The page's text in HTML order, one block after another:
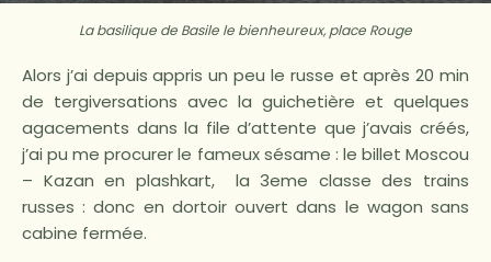
La basilique de Basile le bienheureux, place Rouge
Alors j’ai depuis appris un peu le russe et après 20 min
de tergiversations avec la guichetière et quelques
agacements dans la file d’attente que j’avais créés,
j’ai pu me procurer le fameux sésame : le billet Moscou
– Kazan en plashkart, la 3eme classe des trains
russes : donc en dortoir ouvert dans le wagon sans
cabine fermée.